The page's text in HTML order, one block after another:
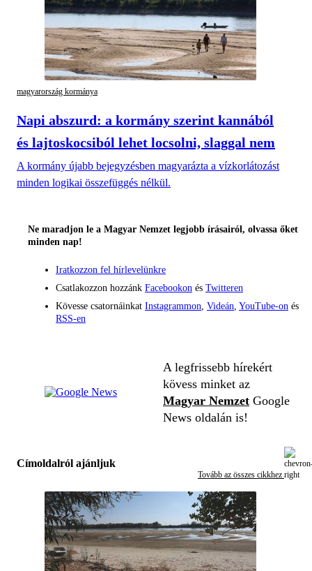
magyarország kormánya
Napi abszurd: a kormány szerint kannából
és lajtoskocsiból lehet locsolni, slaggal nem
A kormány újabb bejegyzésben magyarázta a vízkorlátozást
minden logikai összefüggés nélkül.
Ne maradjon le a Magyar Nemzet legjobb írásairól, olvassa őket
minden nap!
Iratkozzon fel hírlevelünkre
Csatlakozzon hozzánk Facebookon és Twitteren
Kövesse csatornáinkat Instagrammon Videán YouTube-on és
RSS-en
A legfrissebb hírekért
kövess minket az
Magyar Nemzet Google
News oldalán is!
Címoldalról ajánljuk
Tovább az összes cikkhez